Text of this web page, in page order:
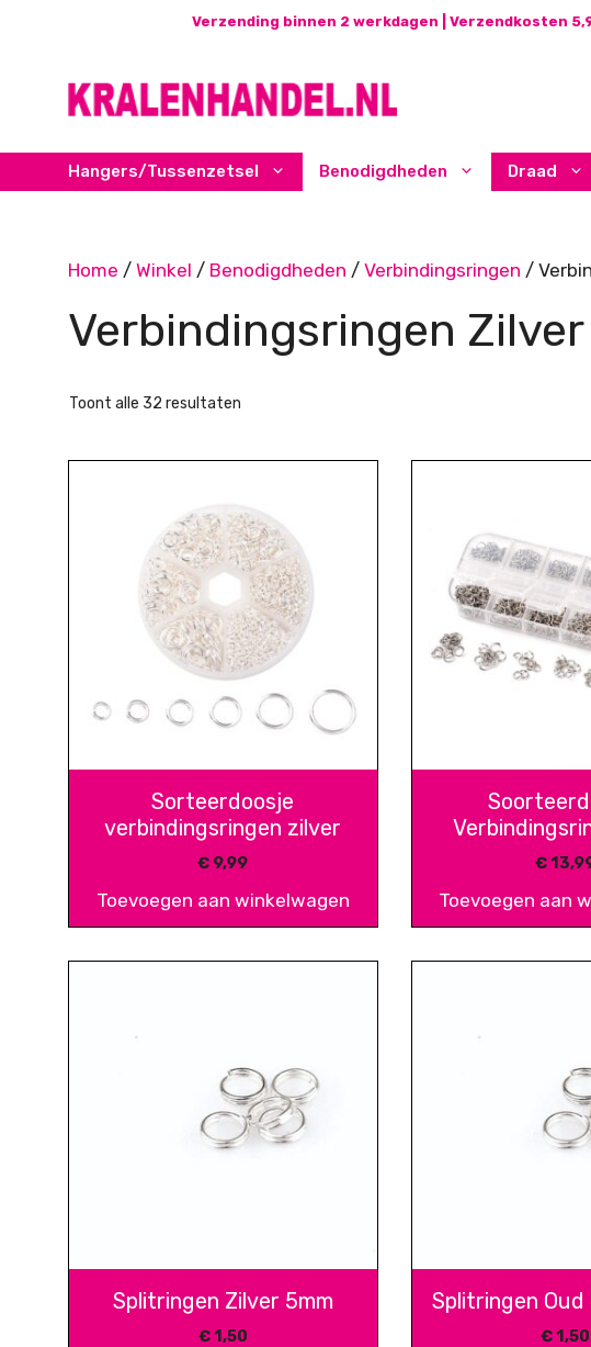
Verzending binnen 2 werkdagen | Verzendkosten
Hangers/Tussenzetsel Benodigdheden Draad
Home / Winkel / Benodigdheden / Verbindingsringen /
Verbindingsringen Zilver
Toont alle 32 resultaten
Sorteerdoosje
verbindingsringen zilver
€ 9,99
Toevoegen aan winkelwagen
€
Toevoegen aan
Splitringen Zilver 5mm
€1,50
Splitringen Oud
€1,50